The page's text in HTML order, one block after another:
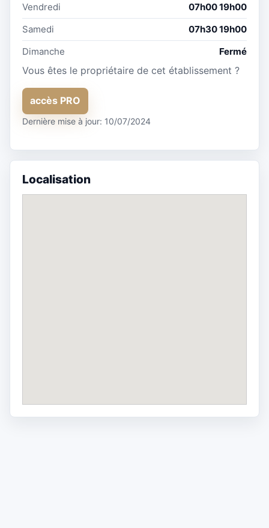
Vendredi
07h00 19h00
Samedi
07h30 19h00
Dimanche
Fermé
Vous êtes le propriétaire de cet établissement ?
accès PRO
Dernière mise à jour: 10/07/2024
Localisation